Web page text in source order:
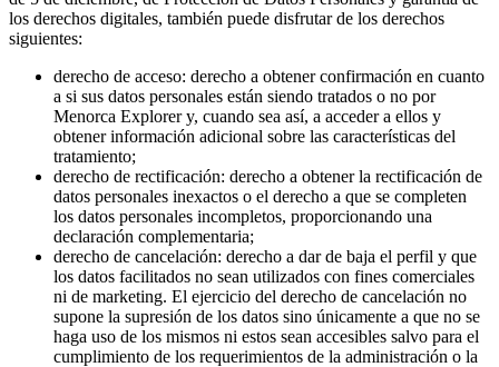
los derechos digitales, también puede disfrutar de los derechos
siguientes:
derecho de acceso: derecho a obtener confirmación en cuanto
a si sus datos personales están siendo tratados o no por
Menorca Explorer y, cuando sea así, a acceder a ellos y
obtener información adicional sobre las características del
tratamiento;
derecho de rectificación: derecho a obtener la rectificación de
datos personales inexactos o el derecho a que se completen
los datos personales incompletos, proporcionando una
declaración complementaria;
derecho de cancelación: derecho a dar de baja el perfil y que
los datos facilitados no sean utilizados con fines comerciales
ni de marketing. El ejercicio del derecho de cancelación no
supone la supresión de los datos sino únicamente a que no se
haga uso de los mismos ni estos sean accesibles salvo para el
cumplimiento de los requerimientos de la administración o la